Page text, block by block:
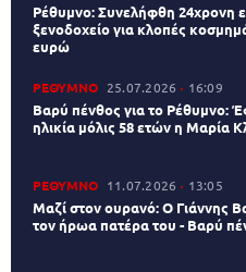
Ρέθυμνο: Συνελήφθη 24χρονη
ξενοδοχείο για κλοπές
ευρώ
ΡΕΘΥΜΝΟ 25.07.2026 16:09
Βαρύ πένθος για το Ρέθυμνο:
ηλικία μόλις 58 ετών η Μαρία
ΡΕΘΥΜΝΟ 11.07.2026 13:05
Μαζί στον ουρανό: Ο Γιάννης
τον ήρωα πατέρα του - Βαρύ